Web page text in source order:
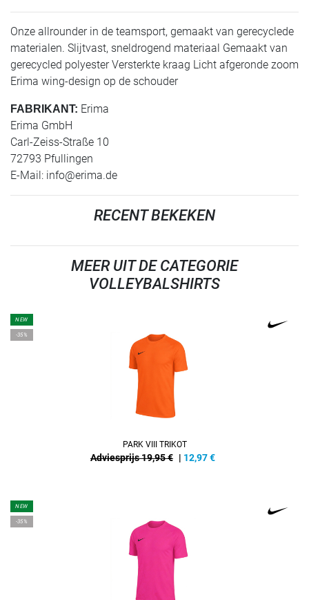
Onze allrounder in de teamsport, gemaakt van gerecyclede
materialen. Slijtvast, sneldrogend materiaal Gemaakt van
gerecycled polyester Versterkte kraag Licht afgeronde zoom
Erima wing-design op de schouder
FABRIKANT: Erima
Erima GmbH
Carl-Zeiss-Straße 10
72793 Pfullingen
E-Mail: info@erima.de
RECENT BEKEKEN
MEER UIT DE CATEGORIE
VOLLEYBALSHIRTS
NEW
-35%
PARK VIII TRIKOT
Adviesprijs 19,95 € | 12,97€
NEW
-35%